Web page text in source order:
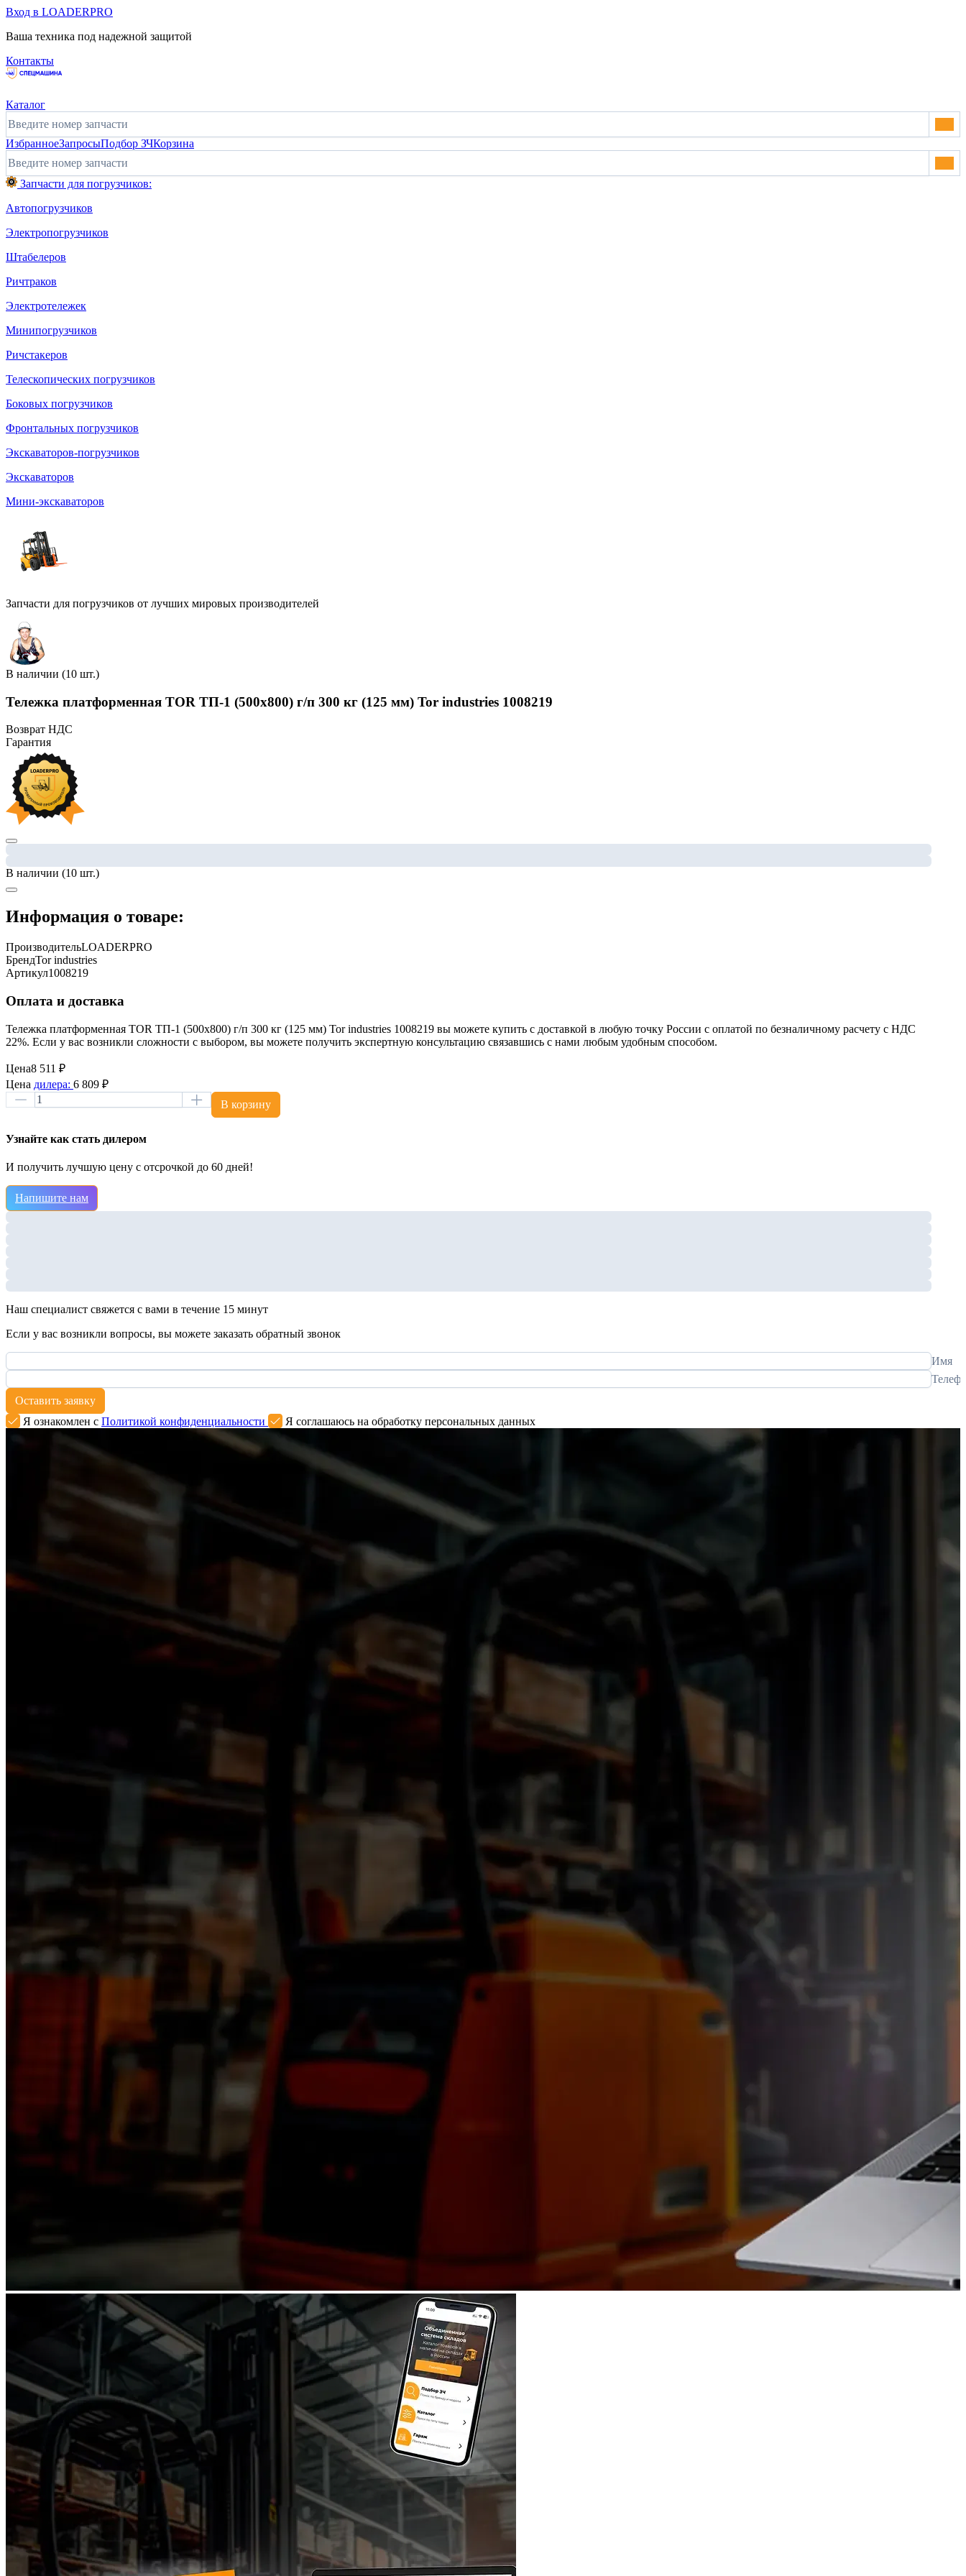
Вход в LOADERPRO
Ваша техника под надежной защитой
Контакты
Каталог
ИзбранноеЗапросыПодбор ЗЧКорзина
Запчасти для погрузчиков:
Автопогрузчиков
Электропогрузчиков
Штабелеров
Ричтраков
Электротележек
Минипогрузчиков
Ричстакеров
Телескопических погрузчиков
Боковых погрузчиков
Фронтальных погрузчиков
Экскаваторов-погрузчиков
Экскаваторов
Мини-экскаваторов
Запчасти для погрузчиков от лучших мировых производителей
В наличии (10 шт.)
Тележка платформенная TOR ТП-1 (500х800) г/п 300 кг (125 мм) Tor industries 1008219
Возврат НДС
Гарантия
В наличии (10 шт.)
Информация о товаре:
ПроизводительLOADERPRO
БрендTor industries
Артикул1008219
Оплата и доставка
Тележка платформенная TOR ТП-1 (500х800) г/п 300 кг (125 мм) Tor industries 1008219 вы можете купить с доставкой в любую точку России с оплатой по безналичному расчету с НДС
22%. Если у вас возникли сложности с выбором, вы можете получить экспертную консультацию связавшись с нами любым удобным способом.
Цена8 511 ₽
Цена дилера: 6 809 ₽
В корзину
Узнайте как стать дилером
И получить лучшую цену с отсрочкой до 60 дней!
Напишите нам
Наш специалист свяжется с вами в течение 15 минут
Если у вас возникли вопросы, вы можете заказать обратный звонок
Имя
Оставить заявку
Я ознакомлен с Политикой конфиденциальности Я соглашаюсь на обработку персональных данных